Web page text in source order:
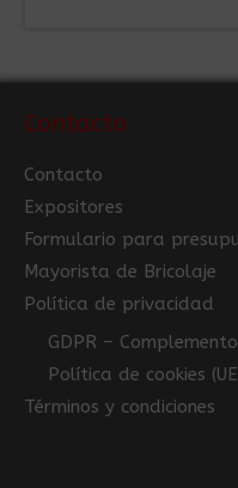
Contacto
Contacto
Expositores
Formulario para
Mayorista de Bricolaje
Política de privacidad
GDPR –
Política de cookies
Términos y condiciones